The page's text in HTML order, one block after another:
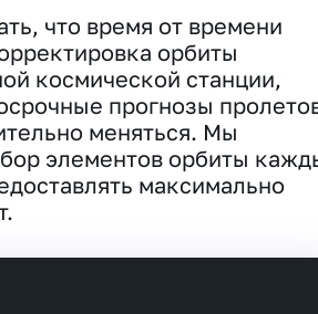
что время от времени
орбиты
космической станции,
прогнозы
меняться. Мы
элементов орбиты
максимально